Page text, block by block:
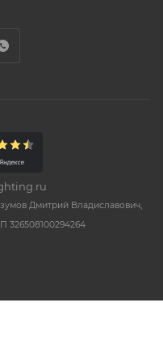
Дмитрий Владиславович,
326508100294264